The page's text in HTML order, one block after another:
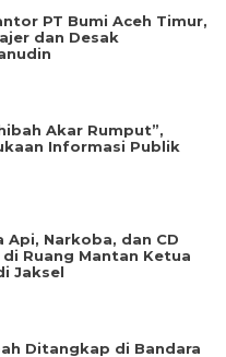
PT Bumi Aceh Timur,
dan Desak
Akar Rumput”,
Informasi Publik
Api, Narkoba, dan CD
Ruang Mantan Ketua
Jaksel
Ditangkap di Bandara